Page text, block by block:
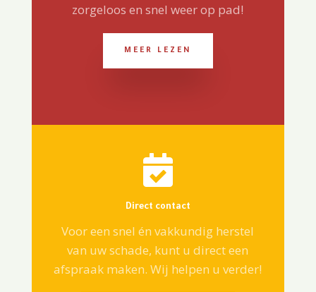
zorgeloos en snel weer op pad!
MEER LEZEN

Direct contact
Voor een snel én vakkundig herstel
van uw schade, kunt u direct een
afspraak maken. Wij helpen u verder!